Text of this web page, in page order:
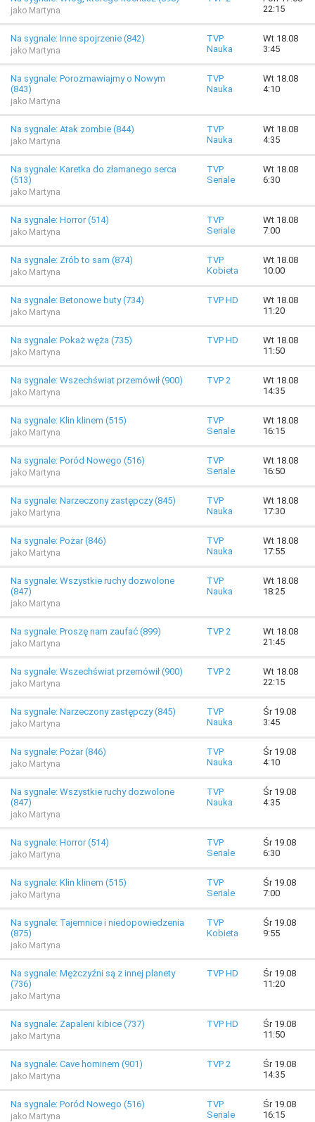
jako Martyna
22:15
Na sygnale: Inne spojrzenie (842)
jako Martyna
TVP
Nauka
Wt 18.08
3:45
Na sygnale: Porozmawiajmy o Nowym
(843)
jako Martyna
TVP
Nauka
Wt 18.08
4:10
Na sygnale: Atak zombie (844)
jako Martyna
TVP
Nauka
Wt 18.08
4:35
Na sygnale: Karetka do złamanego serca
(513)
jako Martyna
TVP
Seriale
Wt 18.08
6:30
Na sygnale: Horror (514)
jako Martyna
TVP
Seriale
Wt 18.08
7:00
Na sygnale: Zrób to sam (874)
jako Martyna
TVP
Kobieta
Wt 18.08
10:00
Na sygnale: Betonowe buty (734)
jako Martyna
TVP HD
Wt 18.08
11:20
Na sygnale: Pokaż węża (735)
jako Martyna
TVP HD
Wt 18.08
11:50
Na sygnale: Wszechświat przemówił (900)
jako Martyna
TVP 2
Wt 18.08
14:35
Na sygnale: Klin klinem (515)
jako Martyna
TVP
Seriale
Wt 18.08
16:15
Na sygnale: Poród Nowego (516)
jako Martyna
TVP
Seriale
Wt 18.08
16:50
Na sygnale: Narzeczony zastępczy (845)
jako Martyna
TVP
Nauka
Wt 18.08
17:30
Na sygnale: Pożar (846)
jako Martyna
TVP
Nauka
Wt 18.08
17:55
Na sygnale: Wszystkie ruchy dozwolone
(847)
jako Martyna
TVP
Nauka
Wt 18.08
18:25
Na sygnale: Proszę nam zaufać (899)
jako Martyna
TVP 2
Wt 18.08
21:45
Na sygnale: Wszechświat przemówił (900)
jako Martyna
TVP 2
Wt 18.08
22:15
Na sygnale: Narzeczony zastępczy (845)
jako Martyna
TVP
Nauka
Śr 19.08
3:45
Na sygnale: Pożar (846)
jako Martyna
TVP
Nauka
Śr 19.08
4:10
Na sygnale: Wszystkie ruchy dozwolone
(847)
jako Martyna
TVP
Nauka
Śr 19.08
4:35
Na sygnale: Horror (514)
jako Martyna
TVP
Seriale
Śr 19.08
6:30
Na sygnale: Klin klinem (515)
jako Martyna
TVP
Seriale
Śr 19.08
7:00
Na sygnale: Tajemnice i niedopowiedzenia
(875)
jako Martyna
TVP
Kobieta
Śr 19.08
9:55
Na sygnale: Mężczyźni są z innej planety
(736)
jako Martyna
TVP HD
Śr 19.08
11:20
Na sygnale: Zapaleni kibice (737)
jako Martyna
TVP HD
Śr 19.08
11:50
Na sygnale: Cave hominem (901)
jako Martyna
TVP 2
Śr 19.08
14:35
Na sygnale: Poród Nowego (516)
jako Martyna
TVP
Seriale
Śr 19.08
16:15